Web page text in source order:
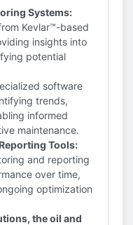
Systems:
Kevlar™-based
insights into
potential
software
trends,
informed
maintenance.
Tools:
and reporting
over time,
optimization
the oil and